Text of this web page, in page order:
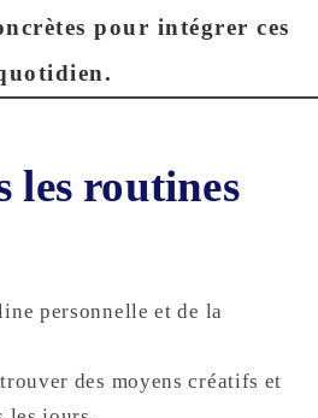
pour intégrer ces
les routines
personnelle et de la
des moyens créatifs et